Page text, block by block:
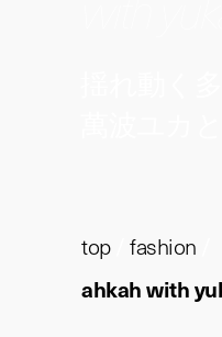
top/fashion
ahkah with